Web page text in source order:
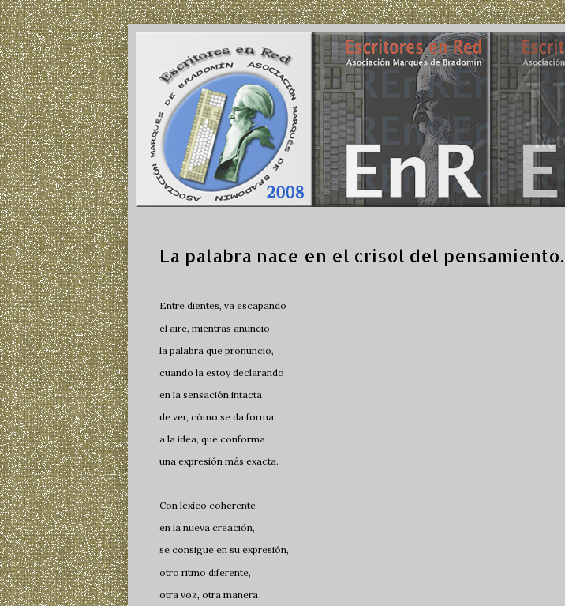
La palabra nace en el crisol del pensamiento.
Entre dientes, va escapando
el aire, mientras anuncio
la palabra que pronuncio,
cuando la estoy declarando
en la sensación intacta
de ver, cómo se da forma
a la idea, que conforma
una expresión más exacta.
Con léxico coherente
en la nueva creación,
se consigue en su expresión,
otro ritmo diferente,
otra voz, otra manera